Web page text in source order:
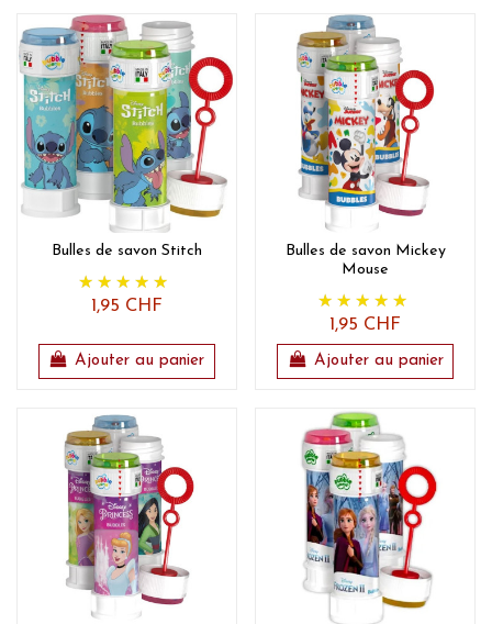
Bulles de savon Stitch
1,95 CHF
Ajouter au panier
Bulles de savon Mickey
Mouse
1,95 CHF
Ajouter au panier